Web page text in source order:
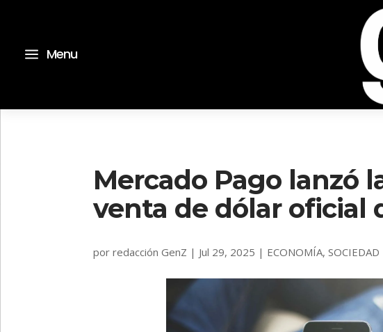
a Menu
Mercado Pago lanzó
venta de dólar oficial
porredacción GenZ | Jul 29, 2025 | ECONOMÍA,SOCIEDAD